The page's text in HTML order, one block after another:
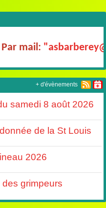
Par mail:
samedi 8 août 2026
de la St Louis
2026
grimpeurs
+ d'évènements